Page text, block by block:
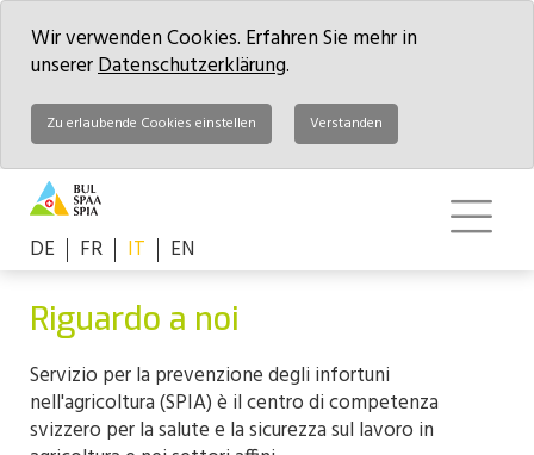
Wir verwenden Cookies. Erfahren Sie mehr in
unsererDatenschutzerklärung.
Zu erlaubende Cookies einstellen Verstanden
DE FR IT EN
Riguardo a noi
Servizio per la prevenzione degli infortuni
nell'agricoltura (SPIA) è il centro di competenza
svizzero per la salute e la sicurezza sul lavoro in